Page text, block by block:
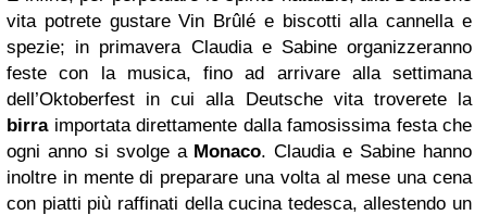
vita potrete gustare Vin Brûlé e biscotti alla cannella e
spezie; in primavera Claudia e Sabine organizzeranno
feste con la musica, fino ad arrivare alla settimana
dell’Oktoberfest in cui alla Deutsche vita troverete la
birraimportata direttamente dalla famosissima festa che
ogni anno si svolge a Monaco. Claudia e Sabine hanno
inoltre in mente di preparare una volta al mese una cena
con piatti più raffinati della cucina tedesca, allestendo un